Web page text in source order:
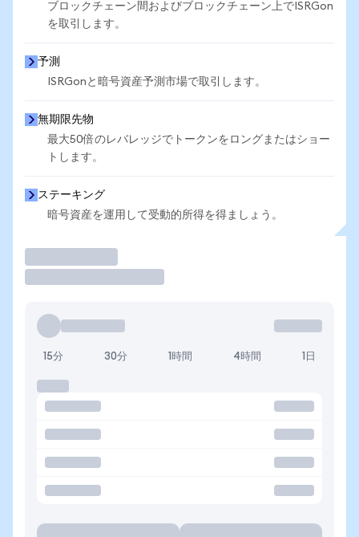
ブロックチェーン間およびブロックチェーン上でISRGon
を取引します。
予測
ISRGonと暗号資産予測市場で取引します。
無期限先物
最大50倍のレバレッジでトークンをロングまたはショー
トします。
ステーキング
暗号資産を運用して受動的所得を得ましょう。
15分 30分 1時間 4時間 1日